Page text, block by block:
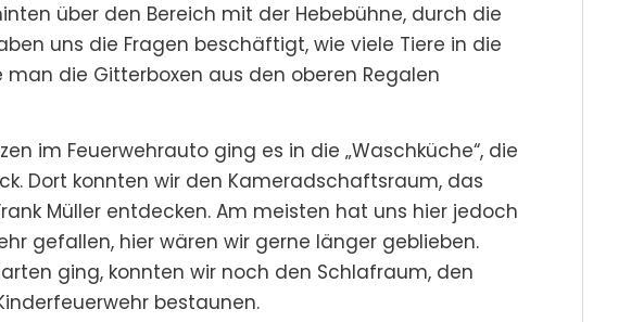
über den Bereich mit der Hebebühne, durch die
uns die Fragen beschäftigt, wie viele Tiere in die
die Gitterboxen aus den oberen Regalen
im Feuerwehrauto ging es in die „Waschküche“, die
Dort konnten wir den Kameradschaftsraum, das
Müller entdecken. Am meisten hat uns hier jedoch
gefallen, hier wären wir gerne länger geblieben.
ging, konnten wir noch den Schlafraum, den
bestaunen.